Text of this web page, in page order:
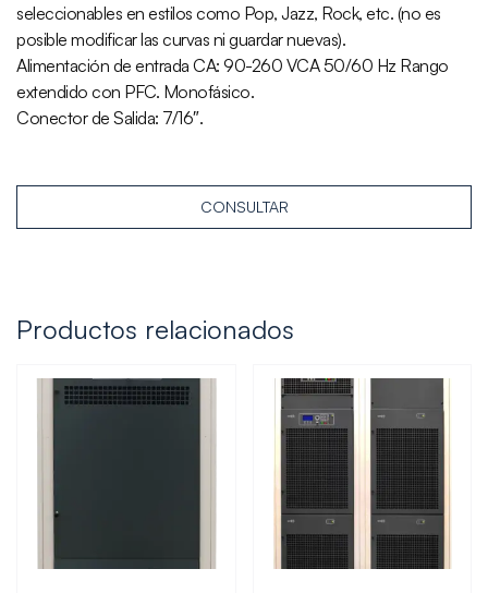
seleccionables en estilos como Pop, Jazz, Rock, etc. (no es
posible modificar las curvas ni guardar nuevas).
Alimentación de entrada CA: 90-260 VCA 50/60 Hz Rango
extendido con PFC. Monofásico.
Conector de Salida: 7/16″.
CONSULTAR
Productos relacionados